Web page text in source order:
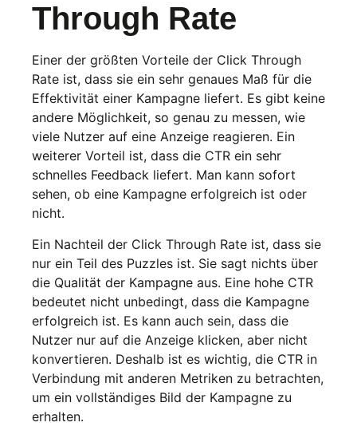
Through Rate
Einer der größten Vorteile der Click Through
Rate ist, dass sie ein sehr genaues Maß für die
Effektivität einer Kampagne liefert. Es gibt keine
andere Möglichkeit, so genau zu messen, wie
viele Nutzer auf eine Anzeige reagieren. Ein
weiterer Vorteil ist, dass die CTR ein sehr
schnelles Feedback liefert. Man kann sofort
sehen, ob eine Kampagne erfolgreich ist oder
nicht.
Ein Nachteil der Click Through Rate ist, dass sie
nur ein Teil des Puzzles ist. Sie sagt nichts über
die Qualität der Kampagne aus. Eine hohe CTR
bedeutet nicht unbedingt, dass die Kampagne
erfolgreich ist. Es kann auch sein, dass die
Nutzer nur auf die Anzeige klicken, aber nicht
konvertieren. Deshalb ist es wichtig, die CTR in
Verbindung mit anderen Metriken zu betrachten,
um ein vollständiges Bild der Kampagne zu
erhalten.